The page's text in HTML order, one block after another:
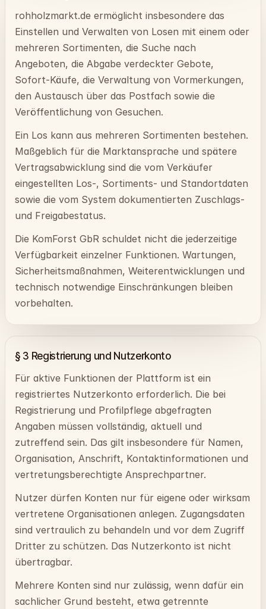
rohholzmarkt.de ermöglicht insbesondere das
Einstellen und Verwalten von Losen mit einem oder
mehreren Sortimenten, die Suche nach
Angeboten, die Abgabe verdeckter Gebote,
Sofort-Käufe, die Verwaltung von Vormerkungen,
den Austausch über das Postfach sowie die
Veröffentlichung von Gesuchen.
Ein Los kann aus mehreren Sortimenten bestehen.
Maßgeblich für die Marktansprache und spätere
Vertragsabwicklung sind die vom Verkäufer
eingestellten Los-, Sortiments- und Standortdaten
sowie die vom System dokumentierten Zuschlags-
und Freigabestatus.
Die KomForst GbR schuldet nicht die jederzeitige
Verfügbarkeit einzelner Funktionen. Wartungen,
Sicherheitsmaßnahmen, Weiterentwicklungen und
technisch notwendige Einschränkungen bleiben
vorbehalten.
§ 3 Registrierung und Nutzerkonto
Für aktive Funktionen der Plattform ist ein
registriertes Nutzerkonto erforderlich. Die bei
Registrierung und Profilpflege abgefragten
Angaben müssen vollständig, aktuell und
zutreffend sein. Das gilt insbesondere für Namen,
Organisation, Anschrift, Kontaktinformationen und
vertretungsberechtigte Ansprechpartner.
Nutzer dürfen Konten nur für eigene oder wirksam
vertretene Organisationen anlegen. Zugangsdaten
sind vertraulich zu behandeln und vor dem Zugriff
Dritter zu schützen. Das Nutzerkonto ist nicht
übertragbar.
Mehrere Konten sind nur zulässig, wenn dafür ein
sachlicher Grund besteht, etwa getrennte